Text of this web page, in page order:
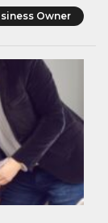
Owner